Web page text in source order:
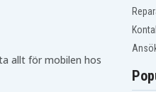
allt för mobilen hos